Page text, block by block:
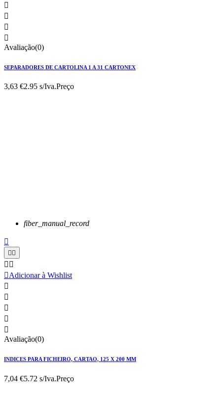




Avaliação(0)
SEPARADORES DE CARTOLINA 1 A 31 CARTONEX
3,63 €2.95 s/Iva.Preço
fiber_manual_record

 
 
Adicionar à Wishlist





Avaliação(0)
INDICES PARA FICHEIRO, CARTAO, 125 X 200 MM
7,04 €5.72 s/Iva.Preço